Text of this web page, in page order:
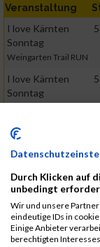
Veranstaltung
I love Kärnten
Sonntag
Weingarten Trail RUN
I love Kärnten
Sonntag
I love Kärnten
Sonntag
Weingarten Trail RUN
Österreicherwertung
Kärnten läuft -
Sonntag
Wörthersee
Durch Klicken auf
unbedingt
Wir und unsere
eindeutige IDs in
Einige Anbieter
berechtigten